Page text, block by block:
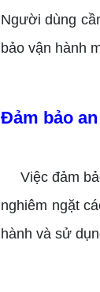
Người dùng
bảo vận hành
Đảm bảo
Việc đảm
nghiêm ngặt
hành và sử